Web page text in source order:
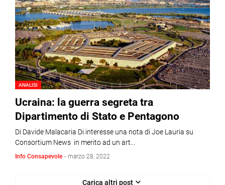
ANALISI
Ucraina: la guerra segreta tra
Dipartimento di Stato e Pentagono
Di Davide Malacaria Di interesse una nota di Joe Lauria su
Consortium News in merito ad un art…
Info Consapevole - marzo 28, 2022
Carica altri post